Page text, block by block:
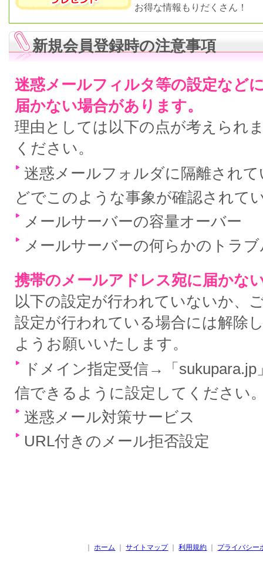
お得な情報もりだくさん！
新規会員登録時の注意事項
迷惑メールフィルタ等の設定など
届かない場合があります。
理由としては以下の点が考えられ
ください。
迷惑メールフォルダに隔離され
どでこのような事象が確認されて
メールサーバーの容量オーバー
メールサーバーの何らかのトラブ
携帯のメールアドレス宛に届かな
以下の設定が行われていないか、
設定が行われている場合には解除
ようお願いいたします。
ドメイン指定受信→「
信できるように設定してください
迷惑メール対策サービス
URL付きのメール拒否設定
｜ホーム ｜サイトマップ ｜利用規約 プライバシー